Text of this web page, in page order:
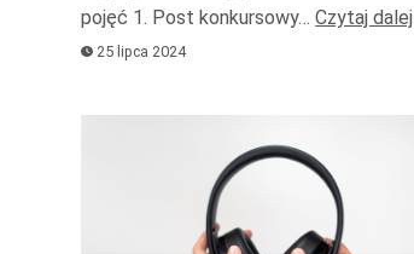
pojęć 1. Post konkursowy…Czytaj dalej
25 lipca 2024